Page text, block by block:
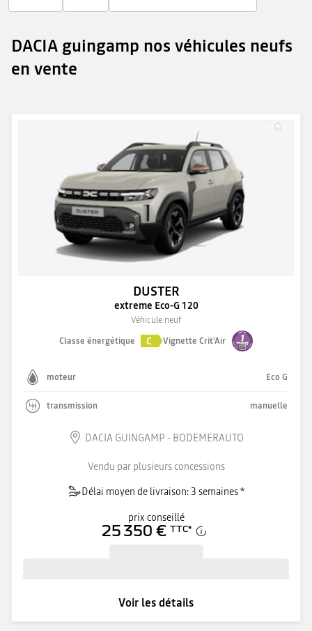
DACIA guingamp nos véhicules neufs
en vente
DUSTER
extreme Eco-G 120
Véhicule neuf
Classe énergétique
C Vignette Crit'Air
moteur Eco G
transmission manuelle
DACIA GUINGAMP - BODEMERAUTO
Vendu par plusieurs concessions
Délai moyen de livraison: 3 semaines *
prix conseillé
25 350 € TTC*
Voir les détails